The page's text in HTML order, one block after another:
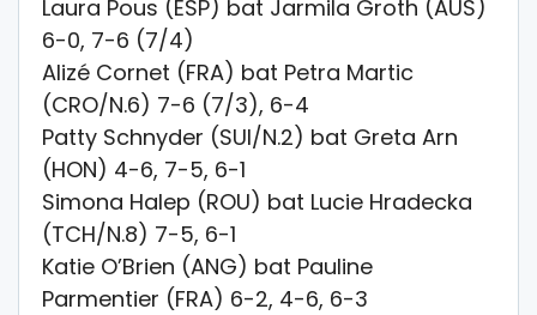
Laura Pous (ESP) bat Jarmila Groth (AUS)
6-0, 7-6 (7/4)
Alizé Cornet (FRA) bat Petra Martic
(CRO/N.6) 7-6 (7/3), 6-4
Patty Schnyder (SUI/N.2) bat Greta Arn
(HON) 4-6, 7-5, 6-1
Simona Halep (ROU) bat Lucie Hradecka
(TCH/N.8) 7-5, 6-1
Katie O’Brien (ANG) bat Pauline
Parmentier (FRA) 6-2, 4-6, 6-3